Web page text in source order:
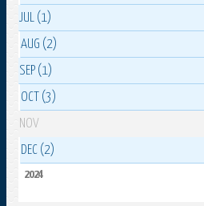
JUL (1)
AUG (2)
SEP (1)
OCT (3)
NOV
DEC (2)
2024